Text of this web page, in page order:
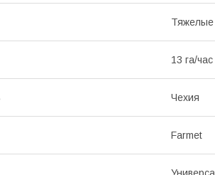
Тяжелые
13 га/час
Чехия
Farmet